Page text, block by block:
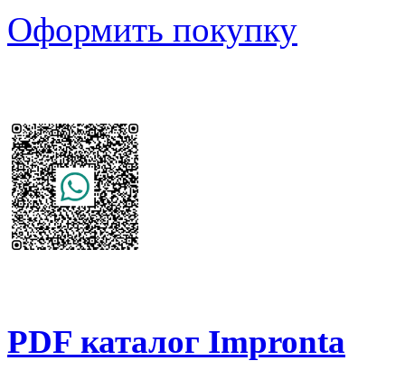
Оформить покупку
PDF каталог Impronta